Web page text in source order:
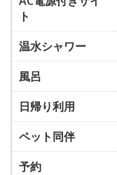
ト
温水シャワー
風呂
日帰り利用
ペット同伴
予約